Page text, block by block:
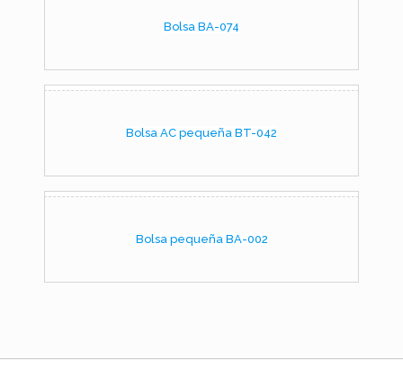
Bolsa BA-074
Bolsa AC pequeña BT-042
Bolsa pequeña BA-002